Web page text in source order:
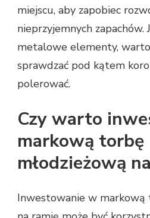
miejscu, aby zapobiec
nieprzyjemnych
metalowe elementy,
sprawdzać pod kątem
polerować.
Czy warto
markową torbę
młodzieżową
Inwestowanie w markową